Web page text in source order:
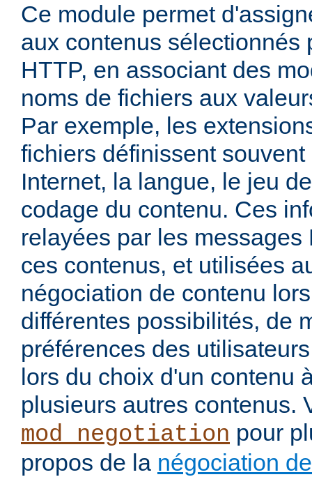
Ce module permet
aux contenus sélectionnés
HTTP, en associant des
noms de fichiers aux
Par exemple, les
fichiers définissent
Internet, la langue, le jeu
codage du contenu. Ces
relayées par les
ces contenus, et utilisées
négociation de contenu
différentes possibilités, de
préférences des
lors du choix d'un contenu
plusieurs autres contenus.
mod_negotiation pour
propos de la négociation